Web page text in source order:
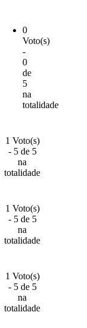
0
Voto(s)
-
0
de
5
na
totalidade
1 Voto(s)
- 5 de 5
na
totalidade
1 Voto(s)
- 5 de 5
na
totalidade
1 Voto(s)
- 5 de 5
na
totalidade